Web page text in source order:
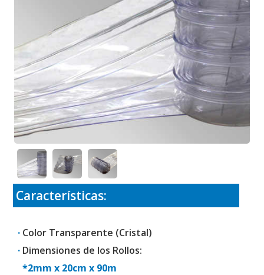
Características:
· Color Transparente (Cristal)
· Dimensiones de los Rollos:
*2mm x 20cm x 90m